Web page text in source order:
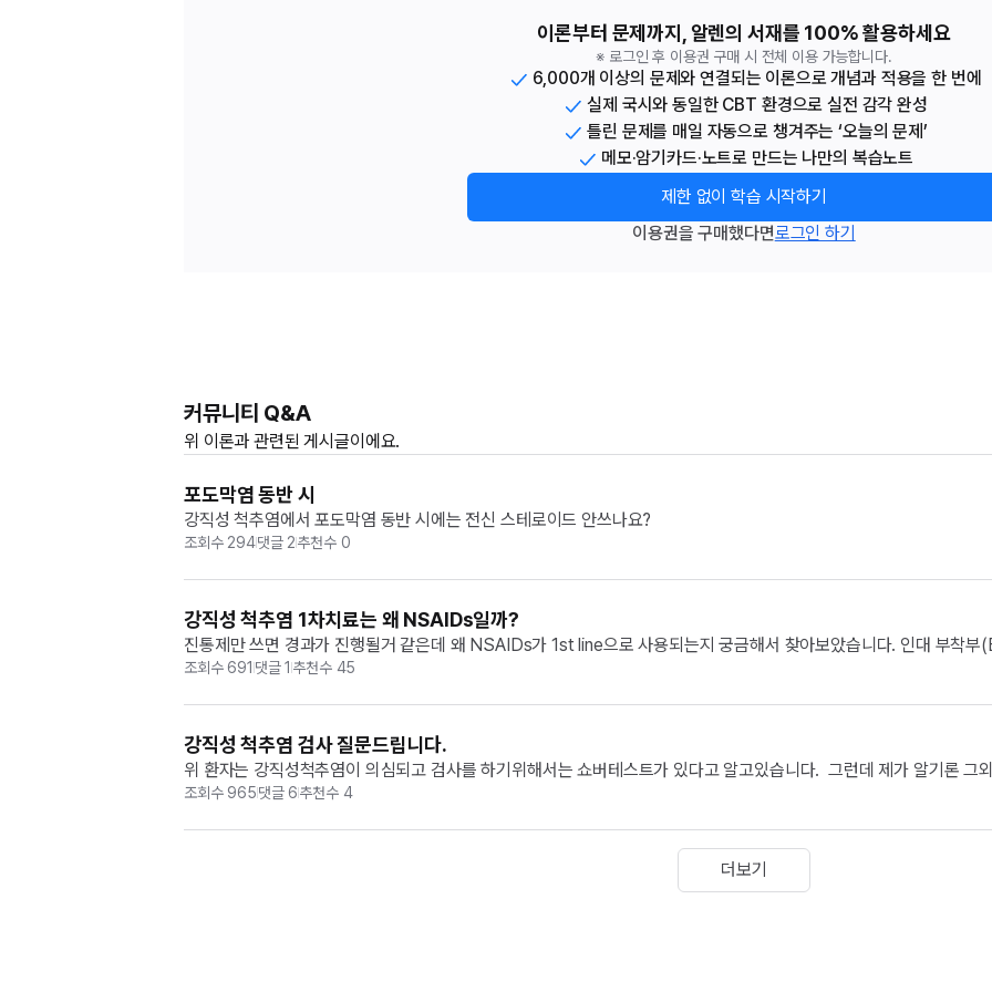
이론부터 문제까지, 알렌의 서재를 100% 활용하세요
※ 로그인 후 이용권 구매 시 전체 이용 가능합니다.
6,000개 이상의 문제와 연결되는 이론으로 개념과 적용을 한 번에
실제 국시와 동일한 CBT 환경으로 실전 감각 완성
틀린 문제를 매일 자동으로 챙겨주는 ‘오늘의 문제’
메모·암기카드·노트로 만드는 나만의 복습노트
제한 없이 학습 시작하기
이용권을 구매했다면로그인 하기
커뮤니티 Q&A
위 이론과 관련된 게시글이에요.
포도막염 동반 시
강직성 척추염에서 포도막염 동반 시에는 전신 스테로이드 안쓰나요?
조회수 294댓글 2추천수 0
강직성 척추염 1차치료는 왜 NSAIDs일까?
진통제만 쓰면 경과가 진행될거 같은데 왜 NSAIDs가 1st line으로 사용되는지 궁금해서 찾아보았습니다. 인대 부착
활성화되면서 PGE2​가 폭발적으로 분비  → PGE2​는 뼈를 만드는 W...
조회수 691 댓글1추천수 45
강직성 척추염 검사 질문드립니다.
위 환자는 강직성척추염이 의심되고 검사를 하기위해서는 쇼버테스트가 있다고 알고있습니다.  그런데 제가 알기론
있으면 si joint 문제가 있다는 뜻이고 강직성척추염의 가능성이 있다고 알고있는데  ...
조회수 965댓글 6추천수 4
더보기